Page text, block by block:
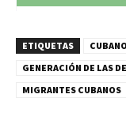
ETIQUETAS
GENERACIÓN DE LAS
MIGRANTES CUBANOS